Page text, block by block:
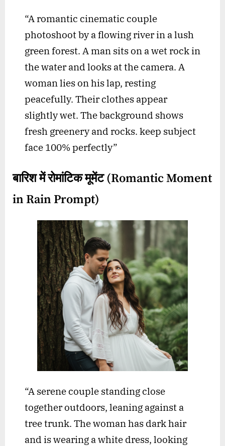
“A romantic cinematic couple
photoshoot by a flowing river in a lush
green forest. A man sits on a wet rock in
the water and looks at the camera. A
woman lies on his lap, resting
peacefully. Their clothes appear
slightly wet. The background shows
fresh greenery and rocks. keep subject
face 100% perfectly”
बारिश में रोमांटिक मूमेंट (Romantic Moment
in Rain Prompt)
“A serene couple standing close
together outdoors, leaning against a
tree trunk. The woman has dark hair
and is wearing a white dress, looking